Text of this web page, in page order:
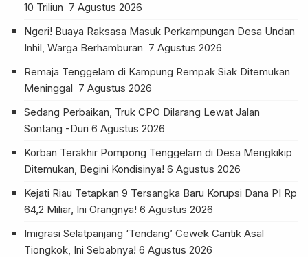
10 Triliun 7 Agustus 2026
Ngeri! Buaya Raksasa Masuk Perkampungan Desa Undan
Inhil, Warga Berhamburan 7 Agustus 2026
Remaja Tenggelam di Kampung Rempak Siak Ditemukan
Meninggal 7 Agustus 2026
Sedang Perbaikan, Truk CPO Dilarang Lewat Jalan
Sontang -Duri 6 Agustus 2026
Korban Terakhir Pompong Tenggelam di Desa Mengkikip
Ditemukan, Begini Kondisinya! 6 Agustus 2026
Kejati Riau Tetapkan 9 Tersangka Baru Korupsi Dana PI Rp
64,2 Miliar, Ini Orangnya! 6 Agustus 2026
Imigrasi Selatpanjang ‘Tendang’ Cewek Cantik Asal
Tiongkok, Ini Sebabnya! 6 Agustus 2026